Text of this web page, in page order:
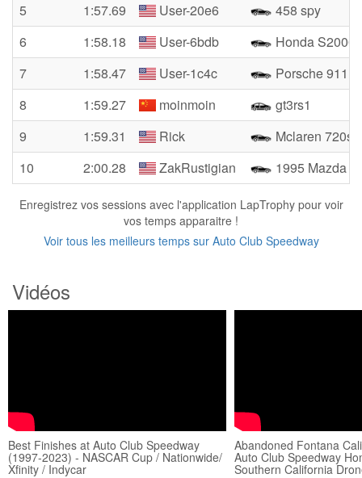
5
1:57.69 User-20e6
458 spy
6
1:58.18 User-6bdb
Honda S2000
7
1:58.47 User-1c4c
Porsche 911
8
1:59.27 moinmoin
gt3rs1
9
1:59.31 Rick
Mclaren 720s
10
2:00.28 ZakRustigian 1995 Mazda
Enregistrez vos sessions avec l'application LapTrophy pour voir
vos temps apparaitre !
Voir tous les meilleurs temps sur Auto Club Speedway
Vidéos
Best Finishes at Auto Club Speedway
(1997-2023) - NASCAR Cup / Nationwide/
Xfinity / Indycar
Abandoned Fontana
Auto Club Speedway
Southern California